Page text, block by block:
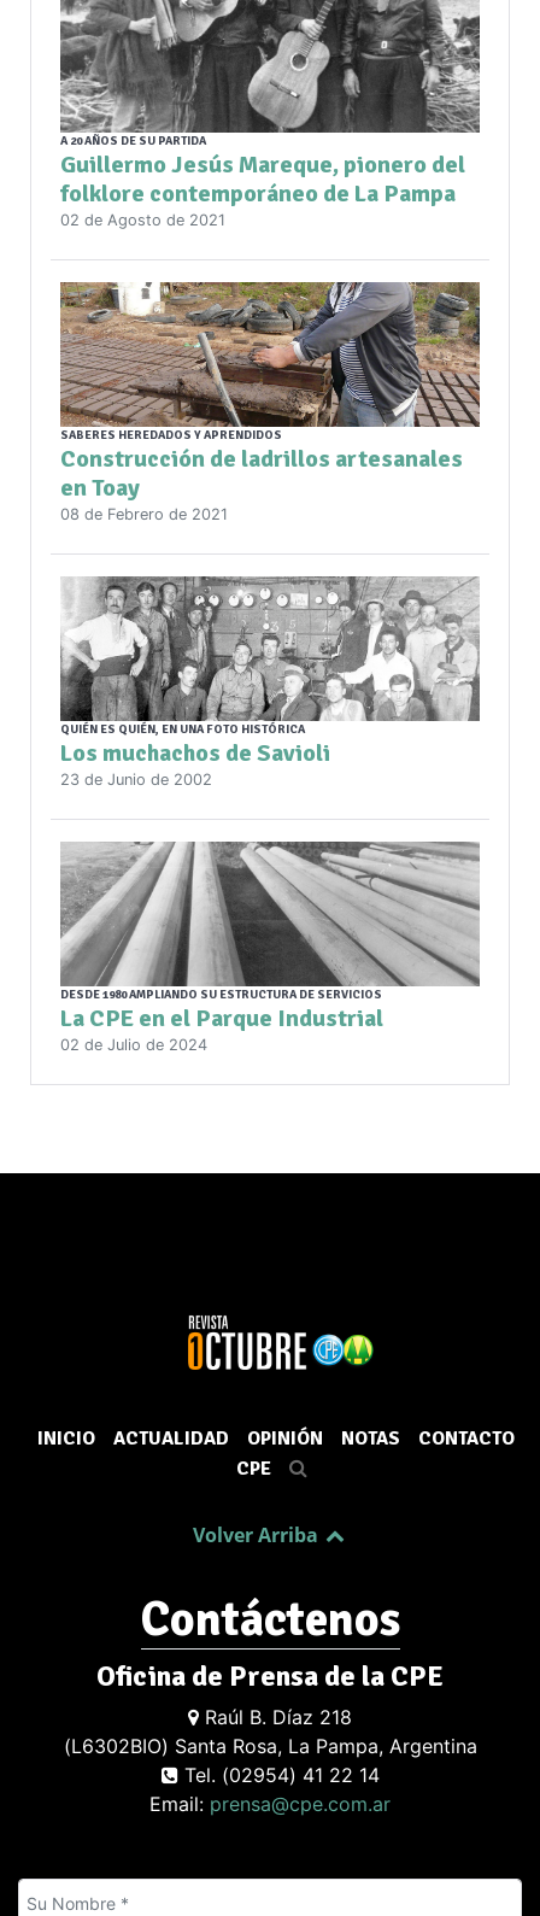
A 20 AÑOS DE SU PARTIDA
Guillermo Jesús Mareque, pionero del
folklore contemporáneo de La Pampa
02 de Agosto de 2021
SABERES HEREDADOS Y APRENDIDOS
Construcción de ladrillos artesanales
en Toay
08 de Febrero de 2021
QUIÉN ES QUIÉN, EN UNA FOTO HISTÓRICA
Los muchachos de Savioli
23 de Junio de 2002
DESDE 1980 AMPLIANDO SU ESTRUCTURA DE SERVICIOS
La CPE en el Parque Industrial
02 de Julio de 2024
INICIO ACTUALIDAD OPINIÓN NOTAS
CONTACTO
CPE
Volver Arriba
Contáctenos
Oficina de Prensa de la CPE
Raúl B. Díaz 218
(L6302BIO) Santa Rosa, La Pampa, Argentina
Tel. (02954) 41 22 14
Email: prensa@cpe.com.ar